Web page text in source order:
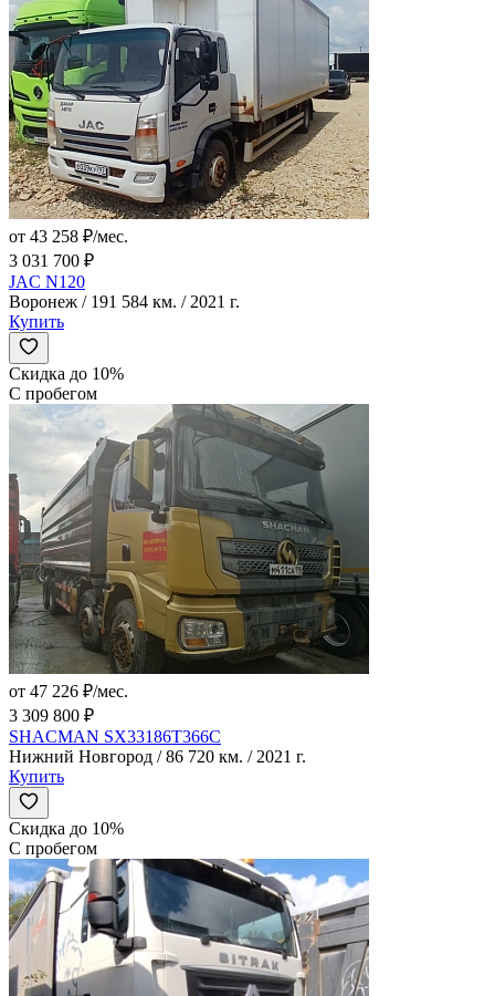
от 43 258 ₽/мес.
3 031 700 ₽
JAC N120
Воронеж / 191 584 км. / 2021 г.
Купить
Скидка до 10%
С пробегом
от 47 226 ₽/мес.
3 309 800 ₽
SHACMAN SX33186T366C
Нижний Новгород / 86 720 км. / 2021 г.
Купить
Скидка до 10%
С пробегом